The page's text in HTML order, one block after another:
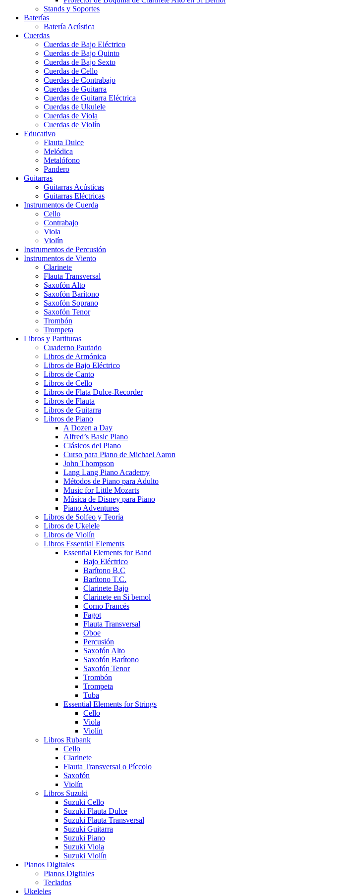
Stands y Soportes
Baterías
Batería Acústica
Cuerdas
Cuerdas de Bajo Eléctrico
Cuerdas de Bajo Quinto
Cuerdas de Bajo Sexto
Cuerdas de Cello
Cuerdas de Contrabajo
Cuerdas de Guitarra
Cuerdas de Guitarra Eléctrica
Cuerdas de Ukulele
Cuerdas de Viola
Cuerdas de Violín
Educativo
Flauta Dulce
Melódica
Metalófono
Pandero
Guitarras
Guitarras Acústicas
Guitarras Eléctricas
Instrumentos de Cuerda
Cello
Contrabajo
Viola
Violín
Instrumentos de Percusión
Instrumentos de Viento
Clarinete
Flauta Transversal
Saxofón Alto
Saxofón Barítono
Saxofón Soprano
Saxofón Tenor
Trombón
Trompeta
Libros y Partituras
Cuaderno Pautado
Libros de Armónica
Libros de Bajo Eléctrico
Libros de Canto
Libros de Cello
Libros de Flata Dulce-Recorder
Libros de Flauta
Libros de Guitarra
Libros de Piano
A Dozen a Day
Alfred’s Basic Piano
Clásicos del Piano
Curso para Piano de Michael Aaron
John Thompson
Lang Lang Piano Academy
Métodos de Piano para Adulto
Music for Little Mozarts
Música de Disney para Piano
Piano Adventures
Libros de Solfeo y Teoría
Libros de Ukelele
Libros de Violín
Libros Essential Elements
Essential Elements for Band
Bajo Eléctrico
Barítono B.C
Barítono T.C.
Clarinete Bajo
Clarinete en Si bemol
Corno Francés
Fagot
Flauta Transversal
Oboe
Percusión
Saxofón Alto
Saxofón Barítono
Saxofón Tenor
Trombón
Trompeta
Tuba
Essential Elements for Strings
Cello
Viola
Violín
Libros Rubank
Cello
Clarinete
Flauta Transversal o Píccolo
Saxofón
Violín
Libros Suzuki
Suzuki Cello
Suzuki Flauta Dulce
Suzuki Flauta Transversal
Suzuki Guitarra
Suzuki Piano
Suzuki Viola
Suzuki Violín
Pianos Digitales
Pianos Digitales
Teclados
Ukeleles